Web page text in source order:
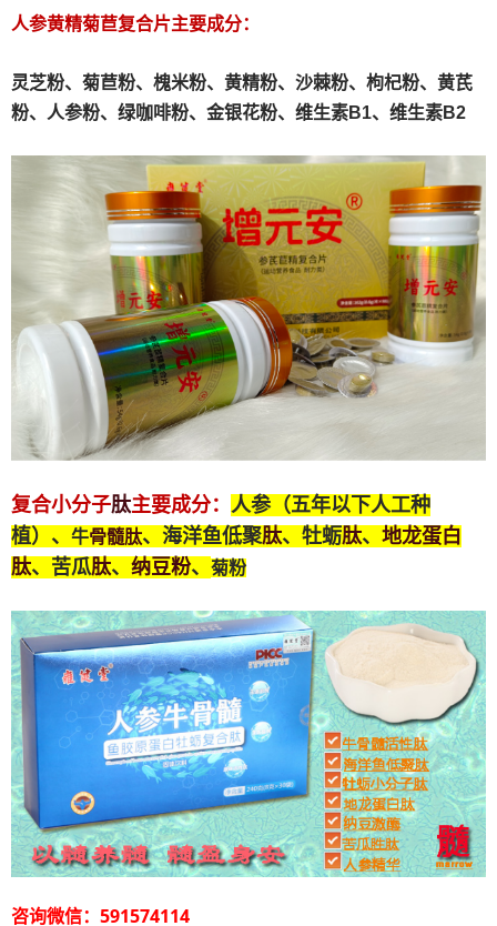
人参黄精菊苣复合片主要成分：
灵芝粉、 菊苣粉、 槐米粉、 黄精粉、沙棘粉、枸杞粉、黄芪
粉、人参粉、绿咖啡粉、金银花粉、维生素B1、维生素B2
复合小分子肽主要成分： 人参（五年以下人工种
植）、 牛骨髓肽、海洋鱼低聚肽、牡蛎肽、 地龙蛋白
肽、苦瓜肽、 纳豆粉、 菊粉
咨询微信：591574114